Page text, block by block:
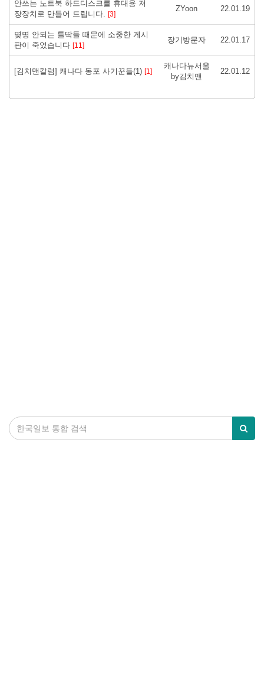
안쓰는 노트북 하드디스크를 휴대용 저
장장치로 만들어 드립니다. [3]
ZYoon 22.01.19
몆명 안되는 틀딱들 때문에 소중한 게시
판이 죽었습니다 [11]
장기방문자 22.01.17
[김치맨칼럼] 캐나다 동포 사기꾼들(1) [1]
캐나다뉴서울
by김치맨
22.01.12